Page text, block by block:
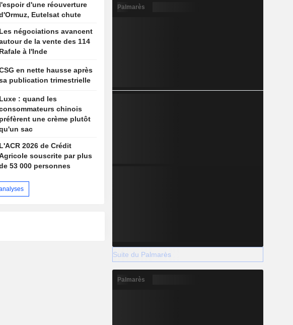
l'espoir d'une réouverture
Eutelsat chute
Les négociations avancent
de la vente des 114
Rafale à l'Inde
en nette hausse après
publication trimestrielle
Luxe : quand les
chinois
préfèrent une crème plutôt
sac
L'ACR 2026 de Crédit
souscrite par plus
53 000 personnes
Palmarès
Suite du Palmarès
Palmarès